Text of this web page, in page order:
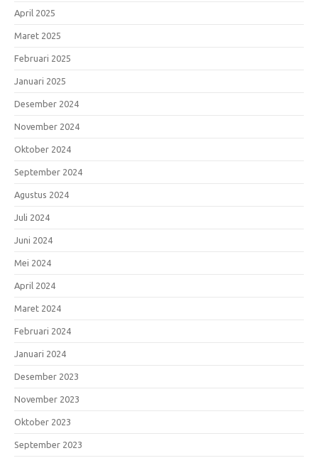
April 2025
Maret 2025
Februari 2025
Januari 2025
Desember 2024
November 2024
Oktober 2024
September 2024
Agustus 2024
Juli 2024
Juni 2024
Mei 2024
April 2024
Maret 2024
Februari 2024
Januari 2024
Desember 2023
November 2023
Oktober 2023
September 2023